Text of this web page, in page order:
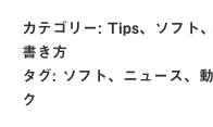
カテゴリー: Tips、 ソフト 、
書き方
タグ: ソフト 、 ニュース 、
ク